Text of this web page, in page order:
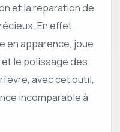
et la réparation de
En effet,
en apparence, joue
le polissage des
avec cet outil,
incomparable à